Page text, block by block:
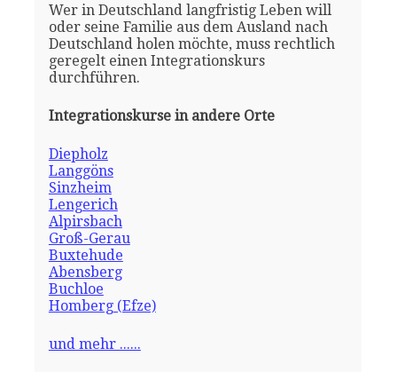
Wer in Deutschland langfristig Leben will
oder seine Familie aus dem Ausland nach
Deutschland holen möchte, muss rechtlich
geregelt einen Integrationskurs
durchführen.
Integrationskurse in andere Orte
Diepholz
Langgöns
Sinzheim
Lengerich
Alpirsbach
Groß-Gerau
Buxtehude
Abensberg
Buchloe
Homberg (Efze)
und mehr ......